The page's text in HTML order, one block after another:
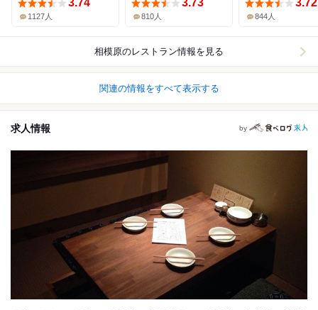
3.74
1127人
3.73
810人
3.72
844人
相模原のレストラン情報を見る
関連の情報をすべて表示する
求人情報 by